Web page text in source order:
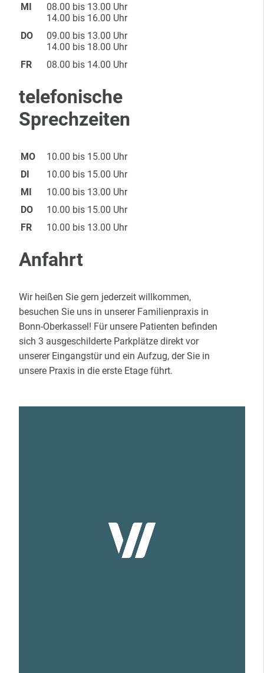
MI
08.00 bis 13.00 Uhr
14.00 bis 16.00 Uhr
DO
09.00 bis 13.00 Uhr
14.00 bis 18.00 Uhr
FR
08.00 bis 14.00 Uhr
telefonische
Sprechzeiten
MO
10.00 bis 15.00 Uhr
DI
10.00 bis 15.00 Uhr
MI
10.00 bis 13.00 Uhr
DO
10.00 bis 15.00 Uhr
FR
10.00 bis 13.00 Uhr
Anfahrt
Wir heißen Sie gern jederzeit willkommen,
besuchen Sie uns in unserer Familienpraxis in
Bonn-Oberkassel! Für unsere Patienten befinden
sich 3 ausgeschilderte Parkplätze direkt vor
unserer Eingangstür und ein Aufzug, der Sie in
unsere Praxis in die erste Etage führt.